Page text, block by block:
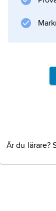
Är du lärare?